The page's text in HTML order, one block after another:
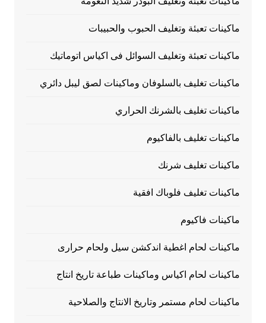
ماكينات تعبئة وتغليف الحبوب والحبيبات
ماكينات تعبئة وتغليف السوائل فى اكياس اتوماتيك
ماكينات تغليف بالسلوفان وماكينات لصق ليبل دائري
ماكينات تغليف بالشرنك الحراري
ماكينات تغليف بالفاكيوم
ماكينات تغليف شرنك
ماكينات تغليف فلوباك افقية
ماكينات فاكيوم
ماكينات لحام اغطية اندكشن سيل ولحام حرارى
ماكينات لحام اكياس وماكينات طباعة تاريخ انتاج
ماكينات لحام مستمر وتاريخ الانتاج والصلاحية